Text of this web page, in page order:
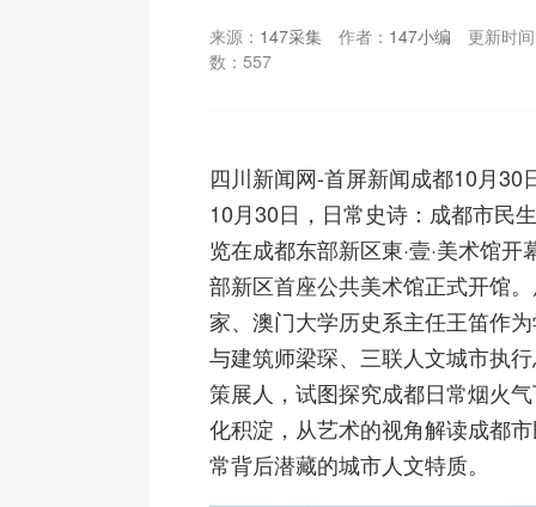
来源： 147采集 作者： 147小编
更新时
数： 557
四川新闻网-首屏新闻成都10月30
10月30日，日常史诗：成都市民
览在成都东部新区東·壹·美术馆
部新区首座公共美术馆正式开馆
家、澳门大学历史系主任王笛作
与建筑师梁琛、三联人文城市执
策展人，试图探究成都日常烟火
化积淀，从艺术的视角解读成都
常背后潜藏的城市人文特质。